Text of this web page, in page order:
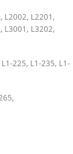
L2002, L2201,
L3001, L3202,
225, L1-235, L1-